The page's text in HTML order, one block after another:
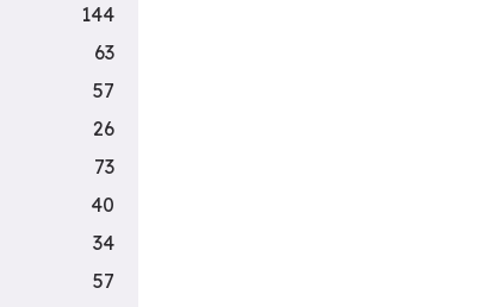
144
63
57
26
73
40
34
57